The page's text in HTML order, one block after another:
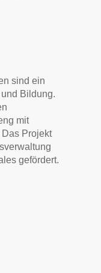
sind ein
Bildung.
mit
Projekt
gefördert.